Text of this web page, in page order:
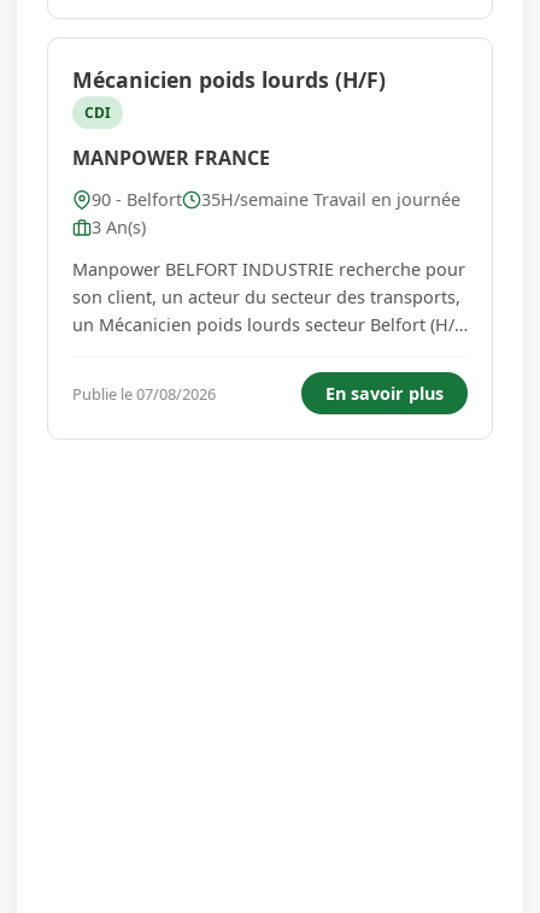
équipe dynamique, vo...
Mécanicien poids lourds (H/F)
CDI
MANPOWER FRANCE
90 - Belfort
35H/semaine Travail en journée
3 An(s)
Manpower BELFORT INDUSTRIE recherche pour
son client, un acteur du secteur des transports,
un Mécanicien poids lourds secteur Belfort (H/F)
savez reconnaître une panne au bruit du
moteur ? Alors, vous êtes peut-être la personne
qu'il nous faut : ...
Publie le 07/08/2026 En savoir plus